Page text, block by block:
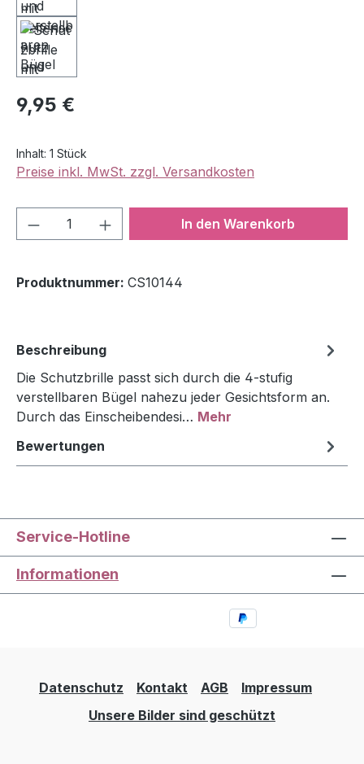
Regulärer Preis:
9,95 €
Inhalt: 1 Stück
Preise inkl. MwSt. zzgl. Versandkosten
Produkt Anzahl: Gib denIn den Warenkorb
Produktnummer: CS10144
Beschreibung
Die Schutzbrille passt sich durch die 4-stufig
verstellbaren Bügel nahezu jeder Gesichtsform an.
Durch das Einscheibendesi… Mehr
Bewertungen
Service-Hotline
Informationen
Datenschutz Kontakt AGB
Impressum
Unsere Bilder sind geschützt